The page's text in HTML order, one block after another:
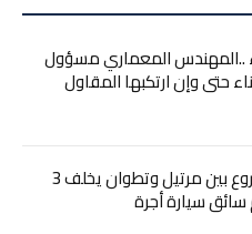
..المهندس المعماري مسؤول
حتى وإن ارتكبها المقاول
حادث سير مروع بين مرتيل وتطوان يخلف 3
سيارة أجرة